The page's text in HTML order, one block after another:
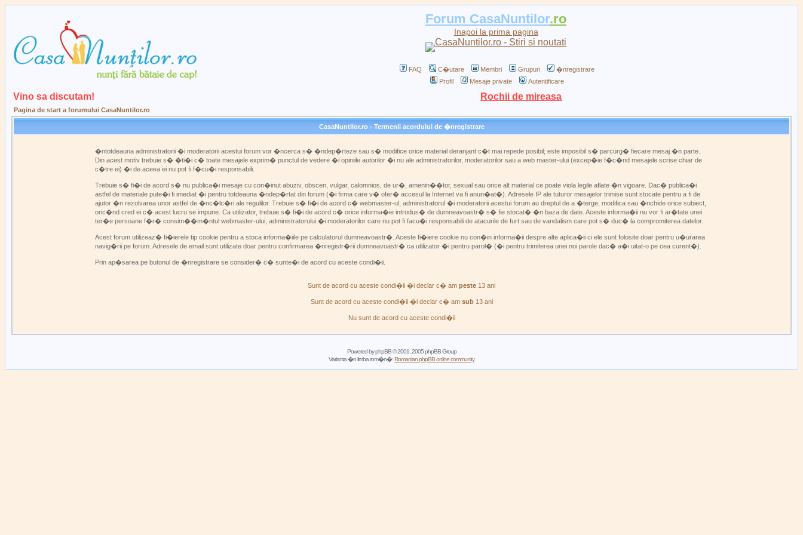
Forum CasaNuntilor.ro
Inapoi la prima pagina
FAQ C�utare Membri Grupuri
�nregistrare
Profil
Mesaje private Autentificare
Vino sa discutam! Rochii de mireasa
Pagina de start a forumului CasaNuntilor.ro
CasaNuntilor.ro - Termenii acordului de �nregistrare
�ntotdeauna administratorii �i moderatorii acestui forum vor �ncerca s� �ndep�rteze sau s� modifice orice material deranjant c�t mai repede posibil; este imposibil s� parcurg� fiecare mesaj �n parte.
Din acest motiv trebuie s� �ti�i c� toate mesajele exprim� punctul de vedere �i opiniile autorilor �i nu ale administratorilor, moderatorilor sau a web master-ului (excep�ie f�c�nd mesajele scrise chiar de
c�tre ei) �i de aceea ei nu pot fi f�cu�i responsabili.
Trebuie s� fi�i de acord s� nu publica�i mesaje cu con�inut abuziv, obscen, vulgar, calomnios, de ur�, amenin��tor, sexual sau orice alt material ce poate viola legile aflate �n vigoare. Dac� publica�i
astfel de materiale pute�i fi imediat �i pentru totdeauna �ndep�rtat din forum (�i firma care v� ofer� accesul la Internet va fi anun�at�). Adresele IP ale tuturor mesajelor trimise sunt stocate pentru a fi de
ajutor �n rezolvarea unor astfel de �nc�lc�ri ale regulilor. Trebuie s� fi�i de acord c� webmaster-ul, administratorul �i moderatorii acestui forum au dreptul de a �terge, modifica sau �nchide orice subiect,
oric�nd cred ei c� acest lucru se impune. Ca utilizator, trebuie s� fi�i de acord c� orice informa�ie introdus� de dumneavoastr� s� fie stocat� �n baza de date. Aceste informa�ii nu vor fi ar�tate unei
ter�e persoane f�r� consim��m�ntul webmaster-ului, administratorului �i moderatorilor care nu pot fi facu�i responsabili de atacurile de furt sau de vandalism care pot s� duc� la compromiterea datelor.
Acest forum utilizeaz� fi�ierele tip cookie pentru a stoca informa�iile pe calculatorul dumneavoastr�. Aceste fi�iere cookie nu con�in informa�ii despre alte aplica�ii ci ele sunt folosite doar pentru u�urarea
navig�rii pe forum. Adresele de email sunt utilizate doar pentru confirmarea �nregistr�rii dumneavoastr� ca utilizator �i pentru parol� (�i pentru trimiterea unei noi parole dac� a�i uitat-o pe cea curent�).
Prin ap�sarea pe butonul de �nregistrare se consider� c� sunte�i de acord cu aceste condi�ii.
Sunt de acord cu aceste condi�ii �i declar c� am peste 13 ani
Sunt de acord cu aceste condi�ii �i declar c� am sub13 ani
Nu sunt de acord cu aceste condi�ii
Powered byphpBB© 2001, 2005 phpBB Group
Varianta �n limba rom�n�:Romanian phpBB online community